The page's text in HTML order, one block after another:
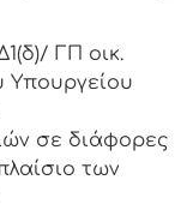
ΓΠ οικ.
Υπουργείου
σε διάφορες
των